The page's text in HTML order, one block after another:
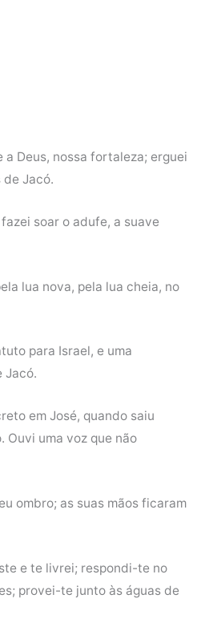
a Deus, nossa fortaleza; erguei
de Jacó.
soar o adufe, a suave
lua nova, pela lua cheia, no
para Israel, e uma
Jacó.
em José, quando saiu
Ouvi uma voz que não
ombro; as suas mãos ficaram
e te livrei; respondi-te no
provei-te junto às águas de